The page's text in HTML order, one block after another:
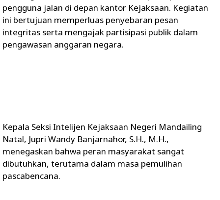
pengguna jalan di depan kantor Kejaksaan. Kegiatan
ini bertujuan memperluas penyebaran pesan
integritas serta mengajak partisipasi publik dalam
pengawasan anggaran negara.
Kepala Seksi Intelijen Kejaksaan Negeri Mandailing
Natal, Jupri Wandy Banjarnahor, S.H., M.H.,
menegaskan bahwa peran masyarakat sangat
dibutuhkan, terutama dalam masa pemulihan
pascabencana.